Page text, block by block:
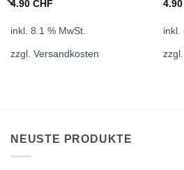
4.90 CHF
inkl. 8.1 % MwSt.
zzgl. Versandkosten
4.90
inkl.
zzgl.
NEUSTE PRODUKTE